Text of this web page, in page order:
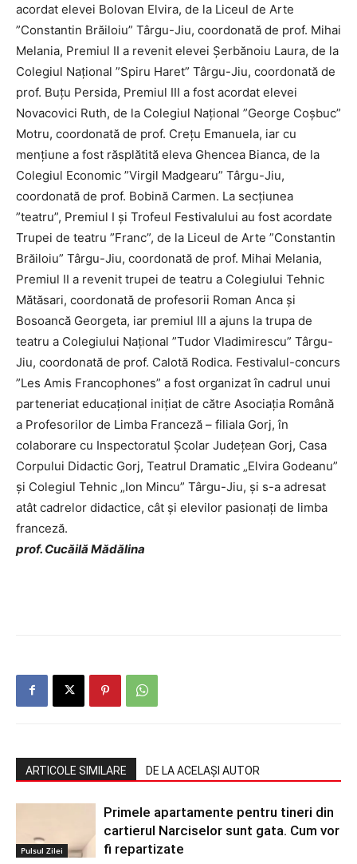
acordat elevei Bolovan Elvira, de la Liceul de Arte
”Constantin Brăiloiu” Târgu-Jiu, coordonată de prof. Mihai
Melania, Premiul II a revenit elevei Șerbănoiu Laura, de la
Colegiul Național ”Spiru Haret” Târgu-Jiu, coordonată de
prof. Buțu Persida, Premiul III a fost acordat elevei
Novacovici Ruth, de la Colegiul Național ”George Coșbuc”
Motru, coordonată de prof. Crețu Emanuela, iar cu
mențiune a fost răsplătită eleva Ghencea Bianca, de la
Colegiul Economic ”Virgil Madgearu” Târgu-Jiu,
coordonată de prof. Bobină Carmen. La secțiunea
”teatru”, Premiul I și Trofeul Festivalului au fost acordate
Trupei de teatru ”Franc”, de la Liceul de Arte ”Constantin
Brăiloiu” Târgu-Jiu, coordonată de prof. Mihai Melania,
Premiul II a revenit trupei de teatru a Colegiului Tehnic
Mătăsari, coordonată de profesorii Roman Anca și
Bosoancă Georgeta, iar premiul III a ajuns la trupa de
teatru a Colegiului Național ”Tudor Vladimirescu” Târgu-
Jiu, coordonată de prof. Calotă Rodica. Festivalul-concurs
”Les Amis Francophones” a fost organizat în cadrul unui
parteneriat educațional inițiat de către Asociația Română
a Profesorilor de Limba Franceză – filiala Gorj, în
colaborare cu Inspectoratul Școlar Județean Gorj, Casa
Corpului Didactic Gorj, Teatrul Dramatic „Elvira Godeanu”
și Colegiul Tehnic „Ion Mincu” Târgu-Jiu, și s-a adresat
atât cadrelor didactice, cât și elevilor pasionați de limba
franceză.
prof. Cucăilă Mădălina
ARTICOLE SIMILARE DE LA ACELAȘI AUTOR
Pulsul Zilei
Primele apartamente pentru tineri din
cartierul Narciselor sunt gata. Cum vor
fi repartizate